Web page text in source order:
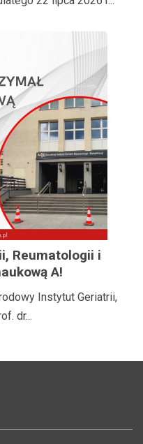
Reumatologii i
A!
Instytut Geriatrii,
dr...